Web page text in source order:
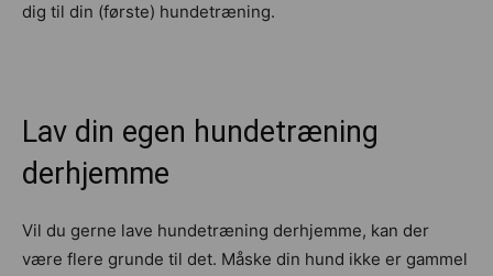
dig til din (første) hundetræning.
Lav din egen hundetræning
derhjemme
Vil du gerne lave hundetræning derhjemme, kan der
være flere grunde til det. Måske din hund ikke er gammel